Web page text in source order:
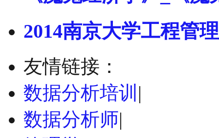
2014南京大学工程管理
友情链接：
数据分析培训 |
数据分析师|